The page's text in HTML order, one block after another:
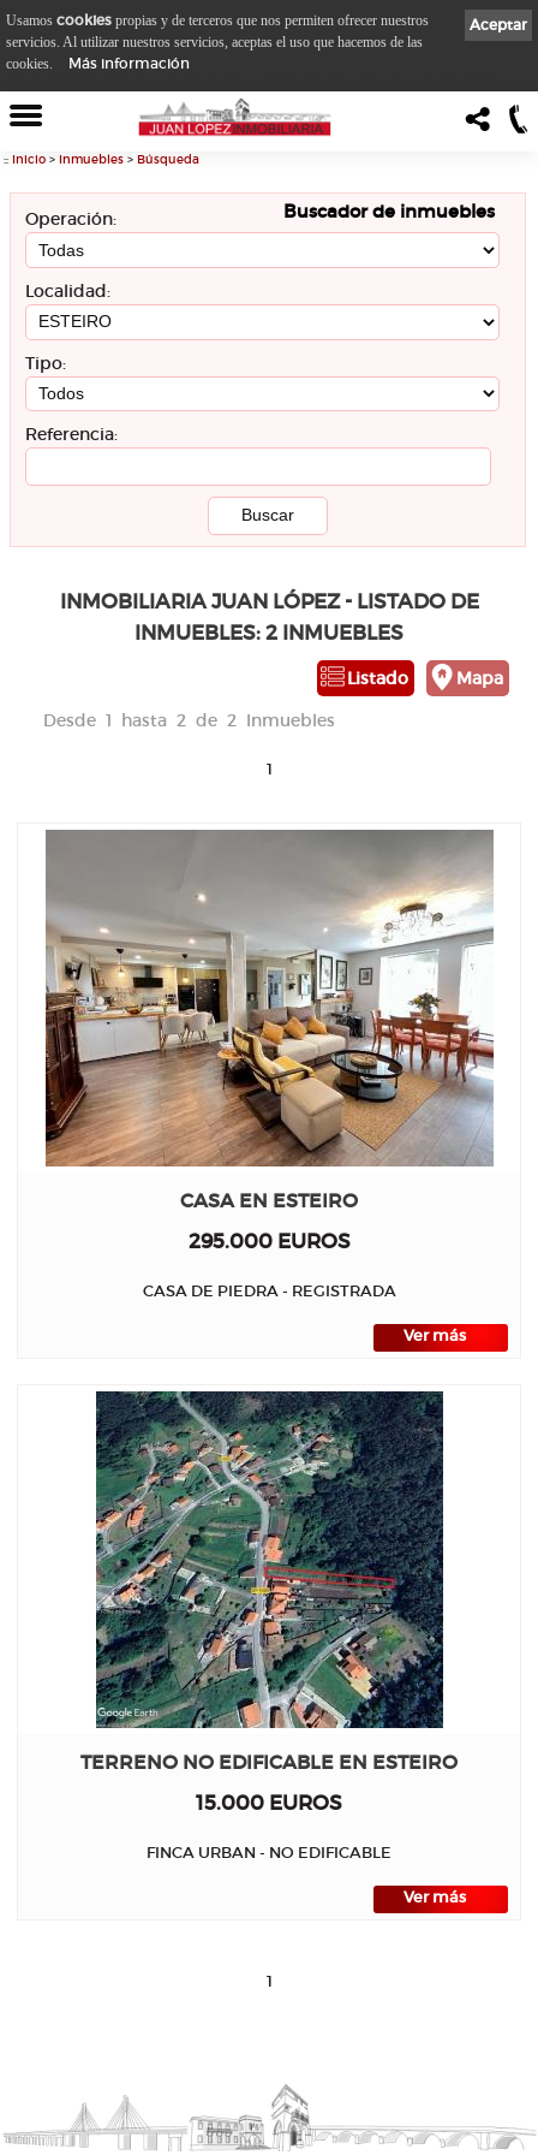
:: Inicio > Inmuebles > Búsqueda
Buscador de inmuebles
Operación:
Localidad:
Tipo:
Referencia:
INMOBILIARIA JUAN LÓPEZ - LISTADO DE
INMUEBLES: 2 INMUEBLES
Mapa
Listado
Desde 1 hasta 2 de 2 Inmuebles
1
CASA EN ESTEIRO
295.000 EUROS
CASA DE PIEDRA - REGISTRADA
Ver más
TERRENO NO EDIFICABLE EN ESTEIRO
15.000 EUROS
FINCA URBAN - NO EDIFICABLE
Ver más
1
Aceptar
Usamos cookies propias y de terceros que nos permiten ofrecer nuestros
servicios. Al utilizar nuestros servicios, aceptas el uso que hacemos de las
cookies.
Más información